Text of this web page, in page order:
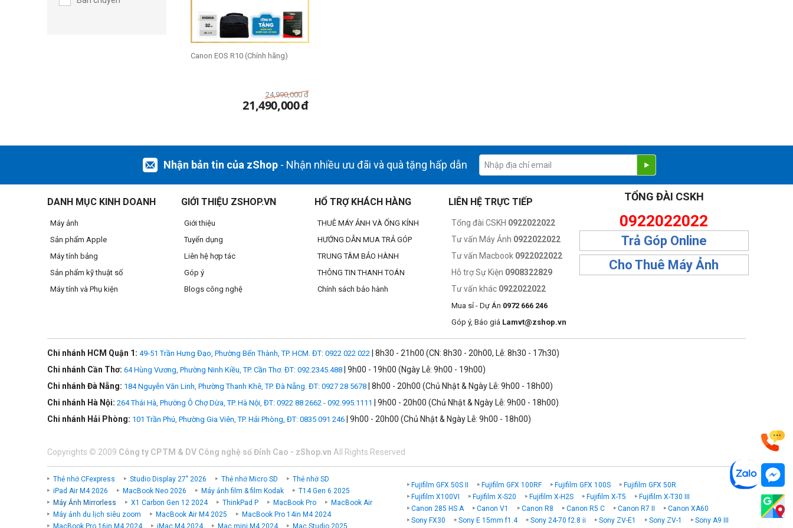
Canon EOS R10 (Chính hãng)
24,990,000 đ
21,490,000đ
Nhận bản tin của zShop - Nhận nhiều ưu đãi và quà tặng hấp dẫn
DANH MỤC KINH DOANH
Máy ảnh
Sản phẩm Apple
Máy tính bảng
Sản phẩm kỹ thuật số
Máy tính và Phụ kiện
GIỚI THIỆU ZSHOP.VN
Giới thiệu
Tuyển dụng
Liên hệ hợp tác
Góp ý
Blogs công nghệ
HỔ TRỢ KHÁCH HÀNG
THUÊ MÁY ẢNH VÀ ỐNG KÍNH
HƯỚNG DẪN MUA TRẢ GÓP
TRUNG TÂM BẢO HÀNH
THÔNG TIN THANH TOÁN
Chính sách bảo hành
LIÊN HỆ TRỰC TIẾP
Tổng đài CSKH 0922022022
Tư vấn Máy Ảnh 0922022022
Tư vấn Macbook 0922022022
Hỗ trợ Sự Kiện 0908322829
Tư vấn khác 0922022022
Mua sỉ - Dự Án 0972 666 246
Góp ý, Báo giá Lamvt@zshop.vn
TỔNG ĐÀI CSKH
0922022022
Trả Góp Online
Cho Thuê Máy Ảnh
Chi nhánh HCM Quận 1: 49-51 Trần Hưng Đạo, Phường Bến Thành, TP. HCM. ĐT: 0922 022 022 | 8h30 - 21h00 (CN: 8h30 - 20h00, Lễ: 8h30 - 17h30)
Chi nhánh Cần Thơ: 64 Hùng Vương, Phường Ninh Kiều, TP. Cần Thơ. ĐT: 092.2345.488 | 9h00 - 19h00 (Ngày Lễ: 9h00 - 19h00)
Chi nhánh Đà Nẵng: 184 Nguyễn Văn Linh, Phường Thanh Khê, TP. Đà Nẵng. ĐT: 0927 28 5678 | 8h00 - 20h00 (Chủ Nhật & Ngày Lễ: 9h00 - 18h00)
Chi nhánh Hà Nội: 264 Thái Hà, Phường Ô Chợ Dừa, TP. Hà Nội, ĐT: 0922 88 2662 - 092.995.1111
| 9h00 - 20h00 (Chủ Nhật & Ngày Lễ: 9h00 - 18h00)
Chi nhánh Hải Phòng: 101 Trần Phú, Phường Gia Viên, TP. Hải Phòng, ĐT: 0835 091 246 | 9h00 - 20h00 (Chủ Nhật & Ngày Lễ: 9h00 - 18h00)
Copyrights © 2009 Công ty CPTM & DV Công nghệ số Đỉnh Cao - zShop.vn All Rights Reserved
Thẻ nhớ CFexpress Studio Display 27" 2026 Thẻ nhớ Micro SD
Thẻ nhớ SD
iPad Air M4 2026
MacBook Neo 2026 Máy ảnh film & film Kodak
T14 Gen 6 2025
Máy Ảnh Mirrorless
X1 Carbon Gen 12 2024 ThinkPad P MacBook Pro
MacBook Air
Máy ảnh du lịch siêu zoom
MacBook Air M4 2025
MacBook Pro 14in M4 2024
MacBook Pro 16in M4 2024
iMac M4 2024 Mac mini M4 2024 Mac Studio 2025
Fujifilm GFX 50S II Fujifilm GFX 100RF Fujifilm GFX 100S
Fujifilm GFX 50R
Fujifilm X100VI
Fujifilm X-S20 Fujifilm X-H2S Fujifilm X-T5
Fujifilm X-T30 III
Canon 285 HS A
Canon V1 Canon R8 Canon R5 C Canon R7 II
Canon XA60
Sony FX30
Sony E 15mm f1.4 Sony 24-70 f2.8 ii Sony ZV-E1 Sony ZV-1 Sony A9 III